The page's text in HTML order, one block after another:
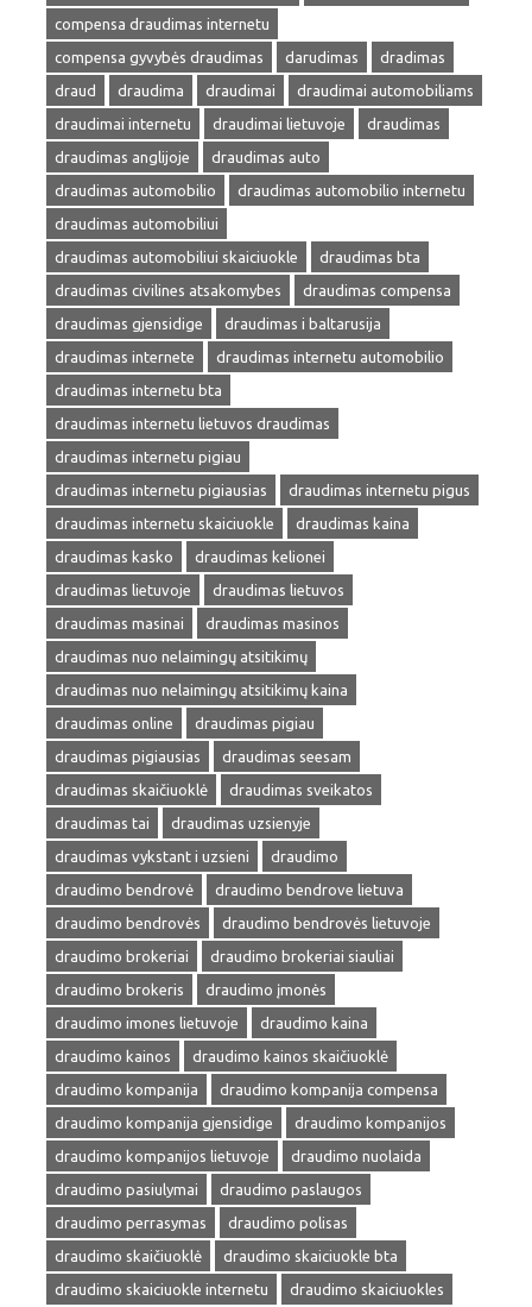
compensa draudimas internetu
compensa gyvybės draudimas
darudimas
dradimas
draud
draudima draudimai
draudimai automobiliams
draudimai internetu
draudimai lietuvoje
draudimas
draudimas anglijoje
draudimas auto
draudimas automobilio
draudimas automobilio internetu
draudimas automobiliui
draudimas automobiliui skaiciuokle
draudimas bta
draudimas civilines atsakomybes
draudimas compensa
draudimas gjensidige
draudimas i baltarusija
draudimas internete
draudimas internetu automobilio
draudimas internetu bta
draudimas internetu lietuvos draudimas
draudimas internetu pigiau
draudimas internetu pigiausias
draudimas internetu pigus
draudimas internetu skaiciuokle
draudimas kaina
draudimas kasko
draudimas kelionei
draudimas lietuvoje
draudimas lietuvos
draudimas masinai
draudimas masinos
draudimas nuo nelaimingų atsitikimų
draudimas nuo nelaimingų atsitikimų kaina
draudimas online
draudimas pigiau
draudimas pigiausias
draudimas seesam
draudimas skaičiuoklė
draudimas sveikatos
draudimas tai
draudimas uzsienyje
draudimas vykstant i uzsieni
draudimo
draudimo bendrovė
draudimo bendrove lietuva
draudimo bendrovės
draudimo bendrovės lietuvoje
draudimo brokeriai
draudimo brokeriai siauliai
draudimo brokeris
draudimo įmonės
draudimo imones lietuvoje
draudimo kaina
draudimo kainos
draudimo kainos skaičiuoklė
draudimo kompanija
draudimo kompanija compensa
draudimo kompanija gjensidige
draudimo kompanijos
draudimo kompanijos lietuvoje
draudimo nuolaida
draudimo pasiulymai
draudimo paslaugos
draudimo perrasymas
draudimo polisas
draudimo skaičiuoklė
draudimo skaiciuokle bta
draudimo skaiciuokle internetu
draudimo skaiciuokles